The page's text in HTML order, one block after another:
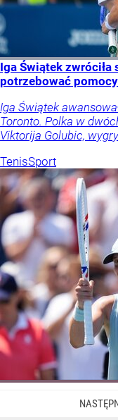
Iga Świątek
potrzebować pomocy
Iga Świątek
Toronto. Polka w
Viktorija Golubic,
TenisSport